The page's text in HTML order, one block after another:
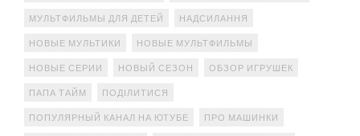
МУЛЬТФИЛЬМЫ ДЛЯ ДЕТЕЙ НАДСИЛАННЯ
НОВЫЕ МУЛЬТИКИ НОВЫЕ МУЛЬТФИЛЬМЫ
НОВЫЕ СЕРИИ НОВЫЙ СЕЗОН ОБЗОР ИГРУШЕК
ПАПА ТАЙМ ПОДІЛИТИСЯ
ПОПУЛЯРНЫЙ КАНАЛ НА ЮТУБЕ ПРО МАШИНКИ